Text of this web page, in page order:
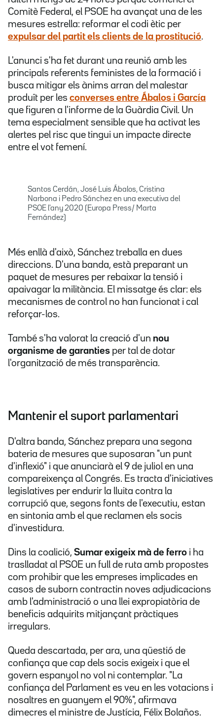
Comitè Federal, el PSOE ha avançat una de les
mesures estrella: reformar el codi ètic per
expulsar del partit els clients de la prostitució.
L'anunci s'ha fet durant una reunió amb les
principals referents feministes de la formació i
busca mitigar els ànims arran del malestar
produït per les converses entre Ábalos i García
que figuren a l'informe de la Guàrdia Civil. Un
tema especialment sensible que ha activat les
alertes pel risc que tingui un impacte directe
entre el vot femení.
Santos Cerdán, José Luis Ábalos, Cristina
Narbona i Pedro Sánchez en una executiva del
PSOE l'any 2020 (Europa Press/ Marta
Fernández)
Més enllà d'això, Sánchez treballa en dues
direccions. D'una banda, està preparant un
paquet de mesures per rebaixar la tensió i
apaivagar la militància. El missatge és clar: els
mecanismes de control no han funcionat i cal
reforçar-los.
També s'ha valorat la creació d'un nou
organisme de garanties per tal de dotar
l'organització de més transparència.
Mantenir el suport parlamentari
D'altra banda, Sánchez prepara una segona
bateria de mesures que suposaran "un punt
d'inflexió" i que anunciarà el 9 de juliol en una
compareixença al Congrés. Es tracta d'iniciatives
legislatives per endurir la lluita contra la
corrupció que, segons fonts de l'executiu, estan
en sintonia amb el que reclamen els socis
d'investidura.
Dins la coalició, Sumar exigeix mà de ferro i ha
traslladat al PSOE un full de ruta amb propostes
com prohibir que les empreses implicades en
casos de suborn contractin noves adjudicacions
amb l'administració o una llei expropiatòria de
beneficis adquirits mitjançant pràctiques
irregulars.
Queda descartada, per ara, una qüestió de
confiança que cap dels socis exigeix i que el
govern espanyol no vol ni contemplar. "La
confiança del Parlament es veu en les votacions i
nosaltres en guanyem el 90%", afirmava
dimecres el ministre de Justícia, Félix Bolaños.